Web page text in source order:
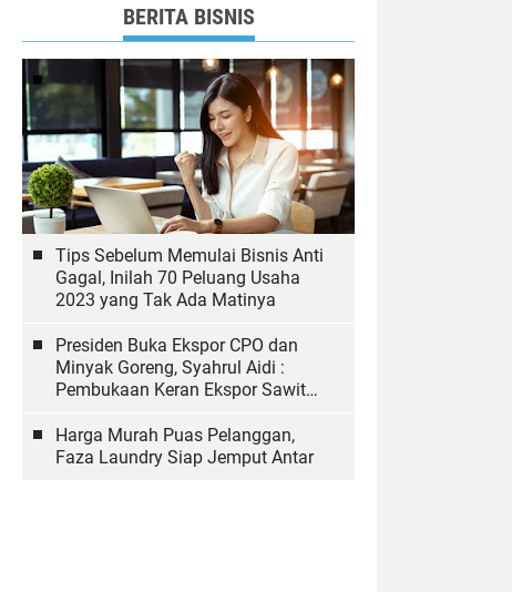
BERITA BISNIS
Tips Sebelum Memulai Bisnis Anti
Gagal, Inilah 70 Peluang Usaha
2023 yang Tak Ada Matinya
Presiden Buka Ekspor CPO dan
Minyak Goreng, Syahrul Aidi :
Pembukaan Keran Ekspor Sawit
Harga Murah Puas Pelanggan,
Faza Laundry Siap Jemput Antar